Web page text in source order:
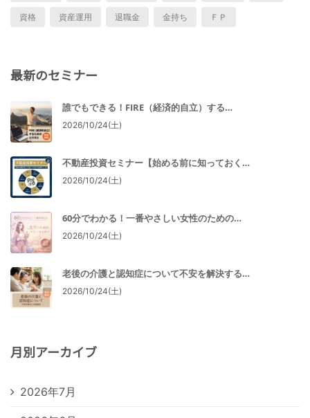
資格 資産運用 退職金 金持ち ＦＰ
最新のセミナー
誰でもできる！FIRE（経済的自立）する…
2026/10/24(土)
不動産投資セミナー【始める前に知っておく…
2026/10/24(土)
60分でわかる！一番やさしい女性のための…
2026/10/24(土)
老後の介護と認知症について不安を解決する…
2026/10/24(土)
月別アーカイブ
2026年7月